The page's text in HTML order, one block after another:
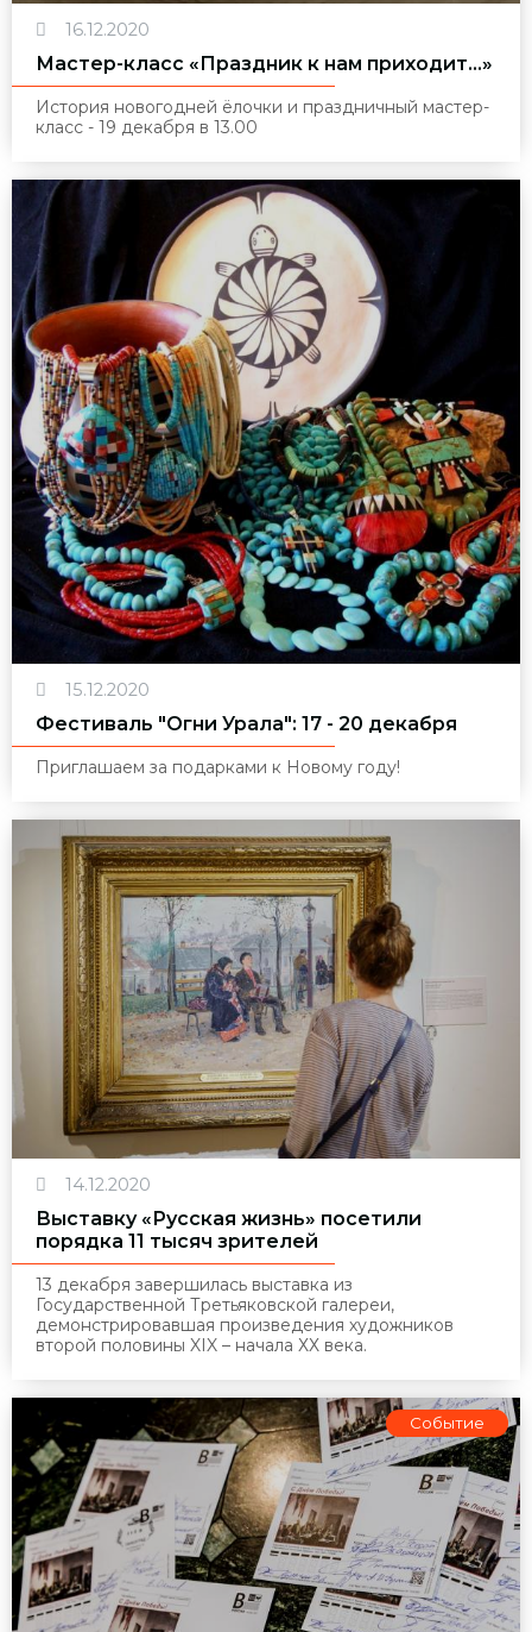
16.12.2020
Мастер-класс «Праздник к нам приходит…»
История новогодней ёлочки и праздничный мастер-
класс - 19 декабря в 13.00
15.12.2020
Фестиваль "Огни Урала": 17 - 20 декабря
Приглашаем за подарками к Новому году!
14.12.2020
Выставку «Русская жизнь» посетили
порядка 11 тысяч зрителей
13 декабря завершилась выставка из
Государственной Третьяковской галереи,
демонстрировавшая произведения художников
второй половины XIX – начала ХХ века.
Событие